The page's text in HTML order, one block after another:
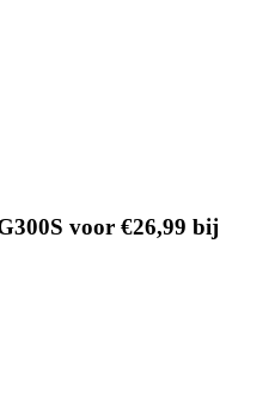
voor €26,99 bij